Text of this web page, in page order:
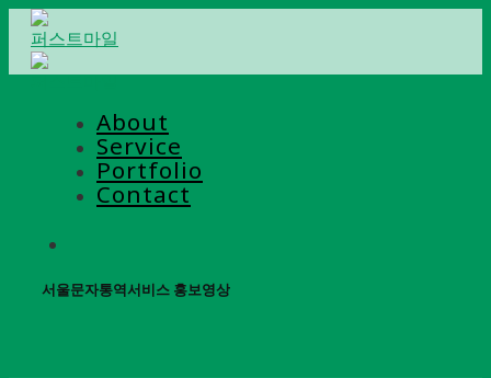
Skip
content
About
Service
Portfolio
Contact
서울문자통역서비스 홍보영상